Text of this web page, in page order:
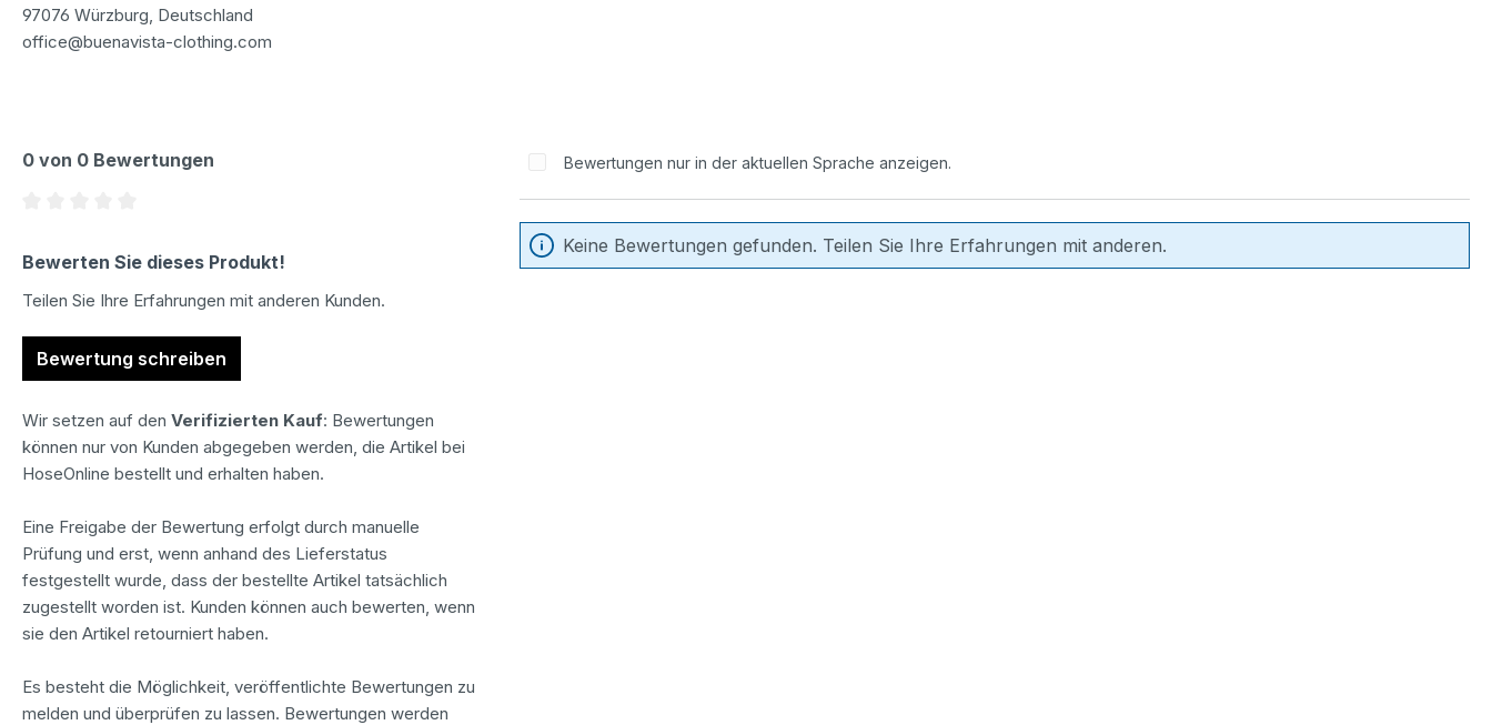
97076 Würzburg, Deutschland
office@buenavista-clothing.com
0 von 0 Bewertungen
Bewerten Sie dieses Produkt!
Teilen Sie Ihre Erfahrungen mit anderen Kunden.
Bewertung schreiben
Wir setzen auf den Verifizierten Kauf: Bewertungen
können nur von Kunden abgegeben werden, die Artikel bei
HoseOnline bestellt und erhalten haben.
Eine Freigabe der Bewertung erfolgt durch manuelle
Prüfung und erst, wenn anhand des Lieferstatus
festgestellt wurde, dass der bestellte Artikel tatsächlich
zugestellt worden ist. Kunden können auch bewerten, wenn
sie den Artikel retourniert haben.
Es besteht die Möglichkeit, veröffentlichte Bewertungen zu
melden und überprüfen zu lassen. Bewertungen werden
Bewertungen nur in der aktuellen Sprache anzeigen.
Keine Bewertungen gefunden. Teilen Sie Ihre Erfahrungen mit anderen.